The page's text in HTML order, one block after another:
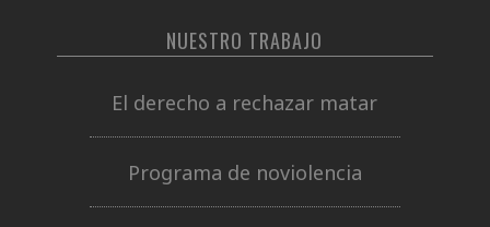
NUESTRO TRABAJO
El derecho a rechazar matar
Programa de noviolencia